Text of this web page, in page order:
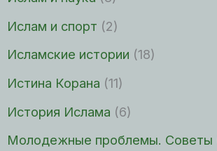
Ислам и спорт (2)
Исламские истории (18)
Истина Корана (11)
История Ислама (6)
Молодежные проблемы. Советы